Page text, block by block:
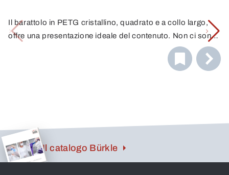
Il barattolo in PETG cristallino, quadrato e a collo largo,
offre una presentazione ideale del contenuto. Non ci sono
distorsioni o offuscamenti del colore. A differenza del
vetro, il PETG è infrangibile, flessibile e molto più leggero.
Il catalogo Bürkle